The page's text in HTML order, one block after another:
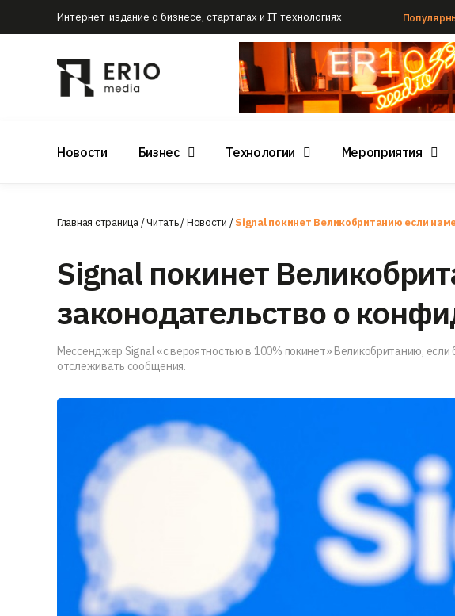
Интернет-издание о бизнесе, стартапах и IT-технологиях
Новости Бизнес Технологии Мероприятия
Главная страница/Читать/Новости /Signal покинет Великобританию если
Signal покинет
законодательство о
Мессенджер Signal «с вероятностью в 100% покинет» Великобританию,
отслеживать сообщения.